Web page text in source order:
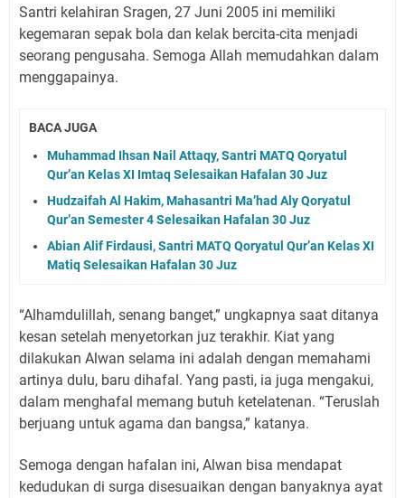
Santri kelahiran Sragen, 27 Juni 2005 ini memiliki
kegemaran sepak bola dan kelak bercita-cita menjadi
seorang pengusaha. Semoga Allah memudahkan dalam
menggapainya.
BACA JUGA
Muhammad Ihsan Nail Attaqy, Santri MATQ Qoryatul
Qur’an Kelas XI Imtaq Selesaikan Hafalan 30 Juz
Hudzaifah Al Hakim, Mahasantri Ma’had Aly Qoryatul
Qur’an Semester 4 Selesaikan Hafalan 30 Juz
Abian Alif Firdausi, Santri MATQ Qoryatul Qur’an Kelas XI
Matiq Selesaikan Hafalan 30 Juz
“Alhamdulillah, senang banget,” ungkapnya saat ditanya
kesan setelah menyetorkan juz terakhir. Kiat yang
dilakukan Alwan selama ini adalah dengan memahami
artinya dulu, baru dihafal. Yang pasti, ia juga mengakui,
dalam menghafal memang butuh ketelatenan. “Teruslah
berjuang untuk agama dan bangsa,” katanya.
Semoga dengan hafalan ini, Alwan bisa mendapat
kedudukan di surga disesuaikan dengan banyaknya ayat